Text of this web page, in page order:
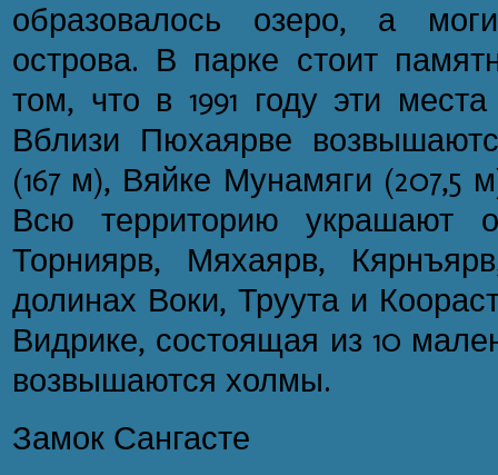
образовалось озеро, а
острова. В парке стоит
том, что в 1991 году эти
Вблизи Пюхаярве
(167 м), Вяйке Мунамяги (207,5
Всю территорию украшают
Торниярв, Мяхаярв,
долинах Воки, Труута и
Видрике, состоящая из 10
возвышаются холмы.
Замок Сангасте